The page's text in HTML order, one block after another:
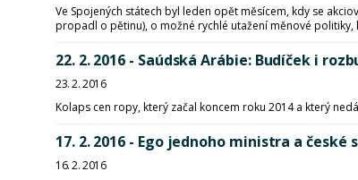
Ve Spojených státech byl leden opět měsícem, kdy se
propadl o pětinu), o možné rychlé utažení měnové politiky,
22. 2. 2016 - Saúdská Arábie: Budíček i
23. 2. 2016
Kolaps cen ropy, který začal koncem roku 2014 a který
17. 2. 2016 - Ego jednoho ministra a
16. 2. 2016